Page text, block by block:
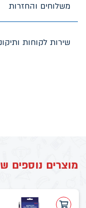
משלוחים והחזרות
שירות לקוחות
מוצרים נוספים